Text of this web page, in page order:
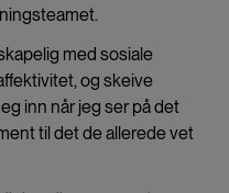
med sosiale
og skeive
inn når jeg ser på det
til det de allerede vet